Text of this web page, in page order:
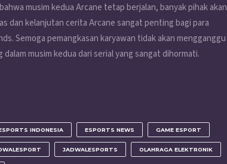
musim kedua Arcane tetap berjalan, banyak pihak akan
dan kelanjutan cerita Arcane sangat penting bagi para
Semoga pemangkasan karyawan tidak akan mengganggu
musim kedua dari serial yang sangat dihormati.
INDONESIA ESPORTS NEWS GAME ESPORT
JADWALESPORTS OLAHRAGA ELEKTRONIK